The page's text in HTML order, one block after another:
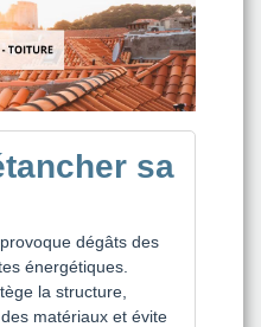
sa
dégâts des
énergétiques.
la structure,
matériaux et évite